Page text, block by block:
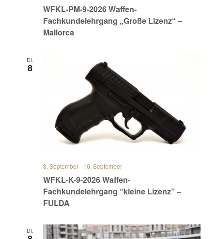
WFKL-PM-9-2026 Waffen-
Fachkundelehrgang „Große Lizenz“ –
Mallorca
DI.
8
WFKL-K-9-2026 Waffen-
Fachkundelehrgang “kleine Lizenz” –
FULDA
8. September- 10. September
DI.